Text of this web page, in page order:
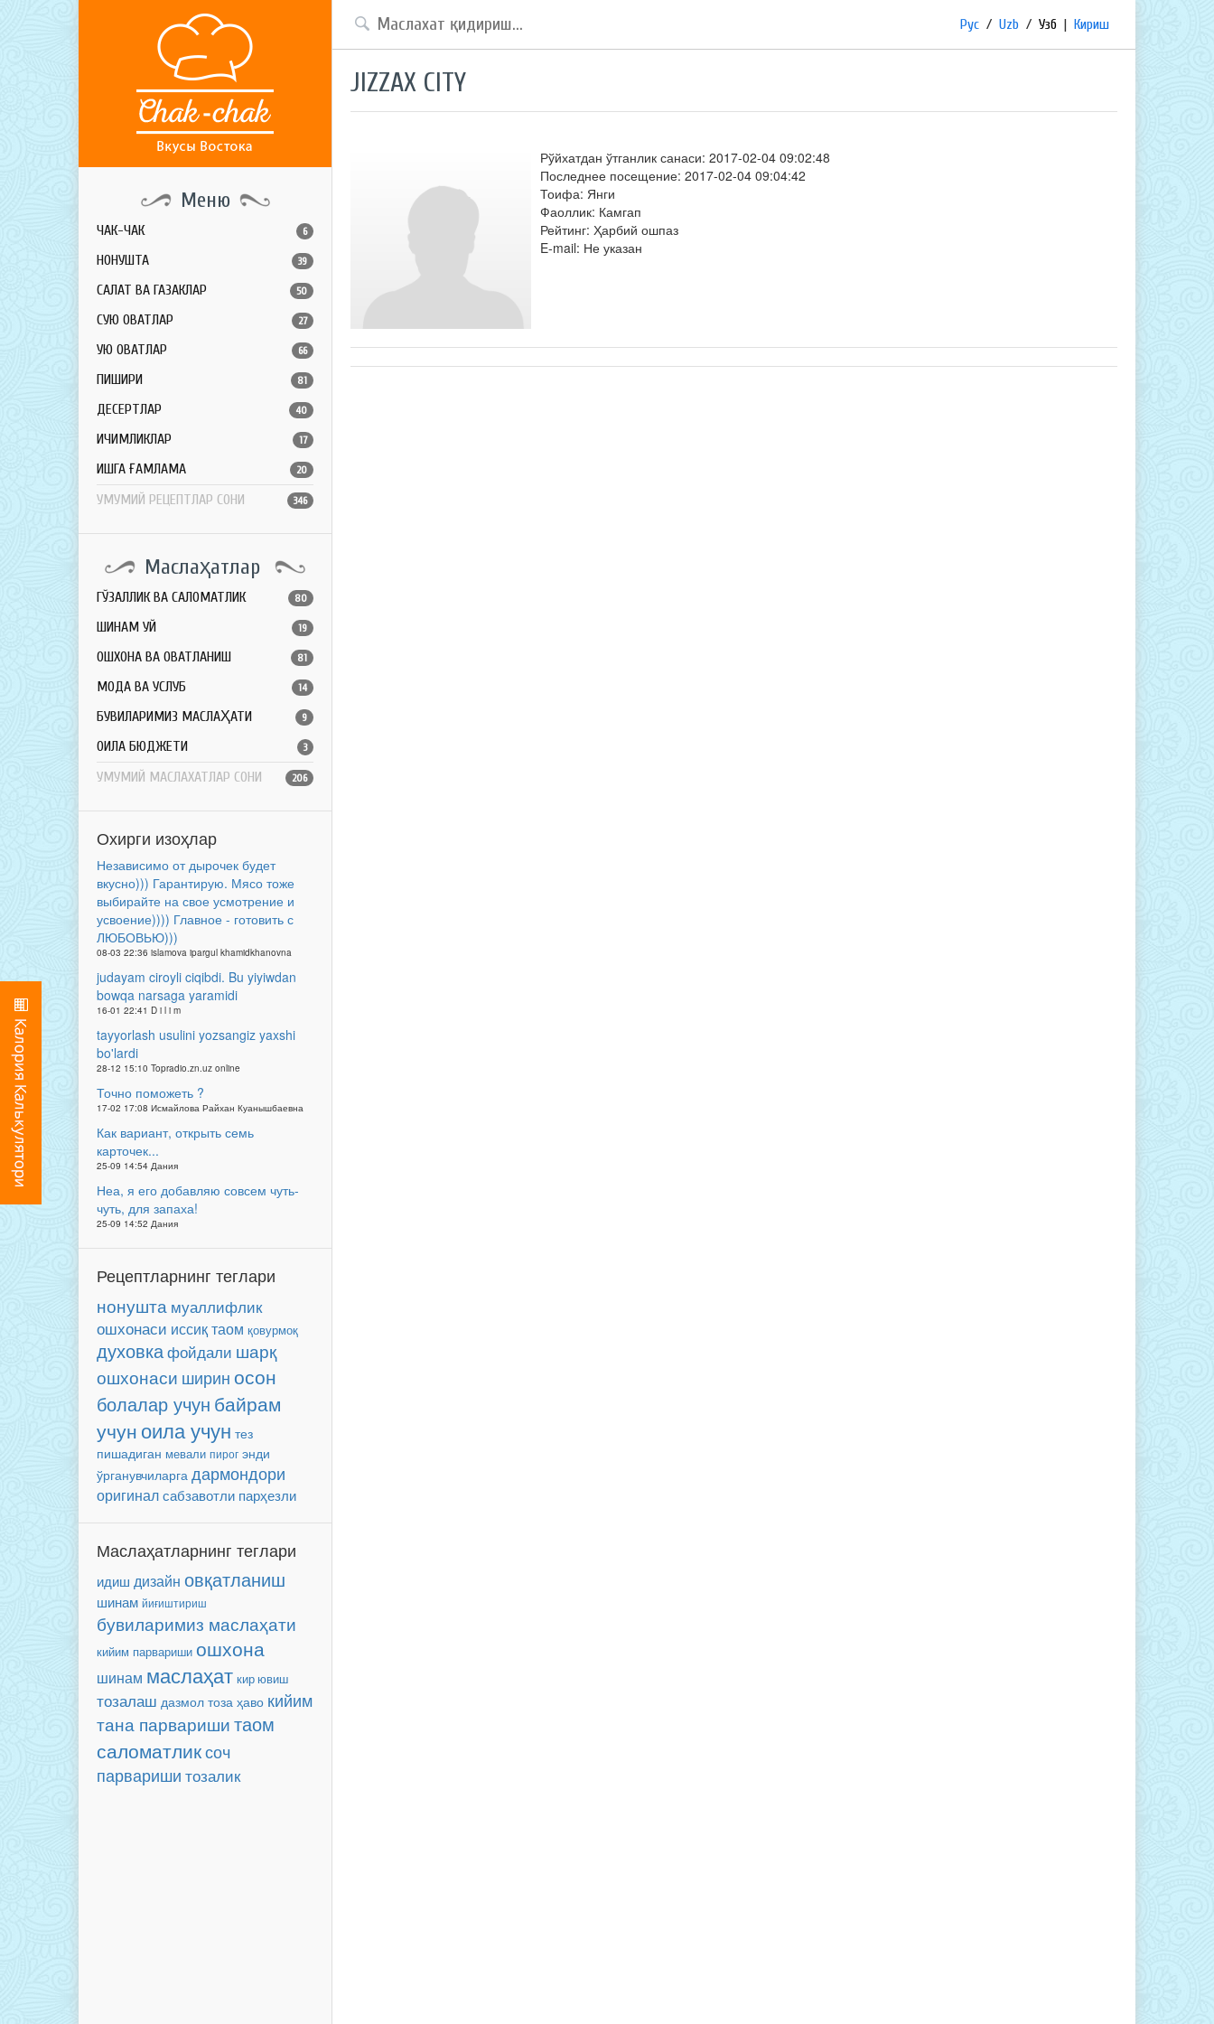
Меню
ЧАК-ЧАК 6
НОНУШТА 39
САЛАТ ВА ГАЗАКЛАР 50
СУЮҚ ОВҚАТЛАР 27
ҚУЮҚ ОВҚАТЛАР 66
ПИШИРИҚ 81
ДЕСЕРТЛАР 40
ИЧИМЛИКЛАР 17
ҚИШГА ҒАМЛАМА 20
УМУМИЙ РЕЦЕПТЛАР СОНИ 346
Маслаҳатлар
ГЎЗАЛЛИК ВА САЛОМАТЛИК 80
ШИНАМ УЙ 19
ОШХОНА ВА ОВҚАТЛАНИШ 81
МОДА ВА УСЛУБ 14
БУВИЛАРИМИЗ МАСЛАҲАТИ 9
ОИЛА БЮДЖЕТИ 3
УМУМИЙ МАСЛАХАТЛАР СОНИ 206
Охирги изоҳлар
Независимо от дырочек будет
вкусно))) Гарантирую. Мясо тоже
выбирайте на свое усмотрение и
усвоение)))) Главное - готовить с
ЛЮБОВЬЮ)))
08-03 22:36 islamova ipargul khamidkhanovna
judayam ciroyli ciqibdi. Bu yiyiwdan
bowqa narsaga yaramidi
16-01 22:41 D i l i m
tayyorlash usulini yozsangiz yaxshi
bo'lardi
28-12 15:10 Topradio.zn.uz online
Точно поможеть ?
17-02 17:08 Исмайлова Райхан Куанышбаевна
Как вариант, открыть семь
карточек...
25-09 14:54 Дания
Неа, я его добавляю совсем чуть-
чуть, для запаха!
25-09 14:52 Дания
Рецептларнинг теглари
нонушта муаллифлик
ошхонаси иссиқ таом қовурмоқ
духовкафойдали шарқ
ошхонаси ширин осон
болалар учун байрам
учун оила учун тез
пишадиган мевали пирог энди
ўрганувчиларга дармондори
оригиналсабзавотли парҳезли
Маслаҳатларнинг теглари
идиш дизайн овқатланиш
шинам йиғиштириш
бувиларимиз маслаҳати
кийим парвариши ошхона
шинам маслаҳат кир ювиш
тозалаш дазмол тоза ҳаво кийим
тана парваришитаом
саломатликсоч
парвариши тозалик
Рус / Uzb / Узб | Кириш
JIZZAX CITY
Рўйхатдан ўтганлик санаси: 2017-02-04 09:02:48
Последнее посещение: 2017-02-04 09:04:42
Тоифа: Янги
Фаоллик: Камгап
Рейтинг: Ҳарбий ошпаз
E-mail: Не указан